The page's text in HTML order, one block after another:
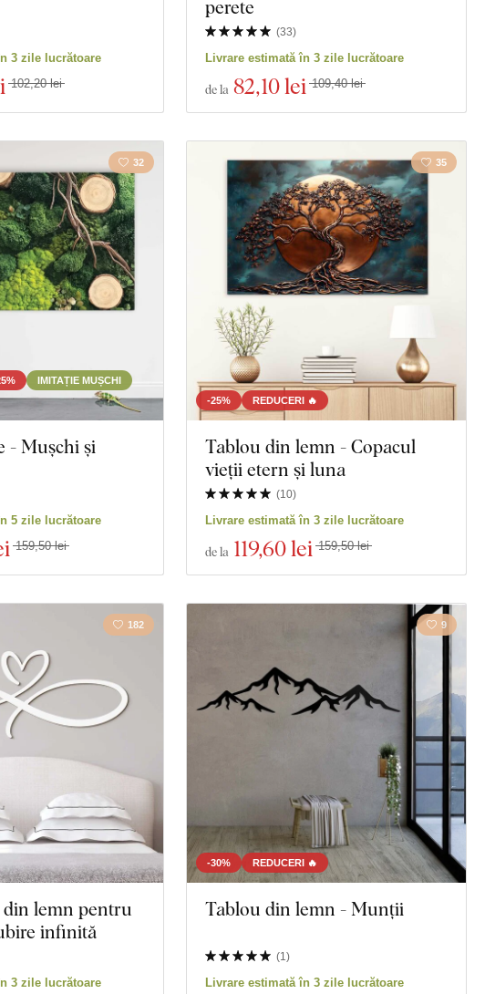
3 zile lucrătoare
102,20 lei
perete
(33)
Livrare estimată în 3 zile lucrătoare
de la 82,10 lei 109,40 lei
IMITAȚIE MUȘCHI
32
- Mușchi și
5 zile lucrătoare
159,50 lei
-25% REDUCERI 🔥
35
Tablou din lemn - Copacul
vieții etern și luna
(10)
Livrare estimată în 3 zile lucrătoare
de la 119,60 lei 159,50 lei
182
lemn pentru
infinită
3 zile lucrătoare
-30% REDUCERI 🔥
9
Tablou din lemn - Munții
(1)
Livrare estimată în 3 zile lucrătoare